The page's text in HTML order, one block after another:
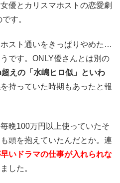
優とカリスマホストの恋愛劇
す。
スト通いをきっぱりやめた…
です。ONLY優さんとは別の
えの「水嶋ヒロ似」といわ
持っていた時期もあったと報
晩100万円以上使っていたそ
頭を抱えていたんだとか。連
いドラマの仕事が入れられな
した。